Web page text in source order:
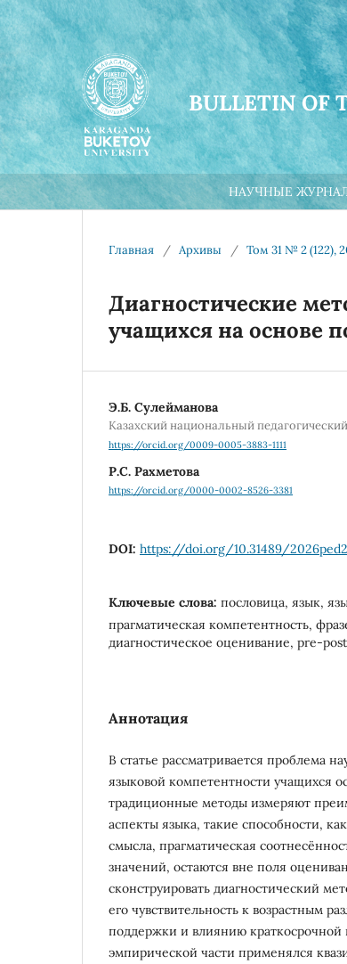
BULLETIN OF
НАУЧНЫЕ
Главная / Архивы / Том 31 № 2 (122),
Диагностические
учащихся на основе
Э.Б. Сулейманова
Казахский национальный
https://orcid.org/0009-0005-3883-1111
Р.С. Рахметова
https://orcid.org/0000-0002-8526-3381
DOI: https://doi.org/10.31489/
Ключевые слова: пословица, язык,
прагматическая компетентность,
диагностическое оценивание, pre-
Аннотация
В статье рассматривается проблема
языковой компетентности учащихся
традиционные методы измеряют
аспекты языка, такие способности,
смысла, прагматическая
значений, остаются вне поля
сконструировать диагностический
его чувствительность к возрастным
поддержки и влиянию краткосрочной
эмпирической части применялся